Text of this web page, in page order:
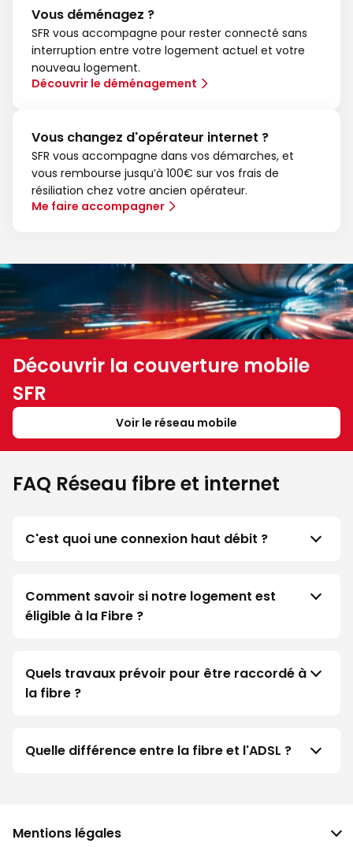
Vous déménagez ?
SFR vous accompagne pour rester connecté sans
interruption entre votre logement actuel et votre
nouveau logement.
Découvrir le déménagement
Vous changez d'opérateur internet ?
SFR vous accompagne dans vos démarches, et
vous rembourse jusqu’à 100€ sur vos frais de
résiliation chez votre ancien opérateur.
Me faire accompagner
Découvrir la couverture mobile
SFR
Voir le réseau mobile
FAQ Réseau fibre et internet
C'est quoi une connexion haut débit ?
Comment savoir si notre logement est
éligible à la Fibre ?
Quels travaux prévoir pour être raccordé à
la fibre ?
Quelle différence entre la fibre et l'ADSL ?
Mentions légales